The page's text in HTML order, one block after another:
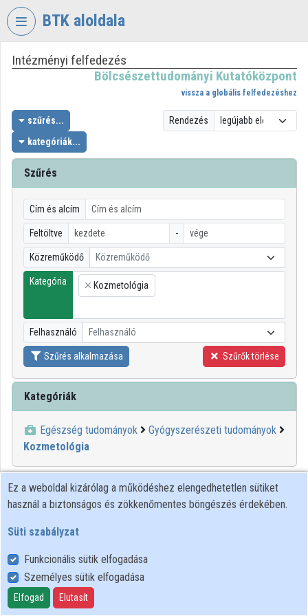
Fejléc kihagyása
BTK aloldala
VIDEOTORIUM
KUTATÓKÖZPONT
Intézményi kezdőlap
Bejelentkezés
Intézményi felfedezés
Kategóriák
Intézményi listák
Intézmények
Közreműködők
Intézményi felfedezés
Bölcsészettudományi Kutatóközpont
vissza a globális felfedezéshez
szűrés...
kategóriák...
Rendezés
Szűrés
Cím és alcím
Feltöltve -
Közreműködő Közreműködő
Kategória
×
Kozmetológia
Felhasználó Felhasználó
Szűrés alkalmazása Szűrők törlése
Kategóriák
Egészség tudományok
Gyógyszerészeti tudományok
Kozmetológia
Felhasználói szabályzat
Adatkezelési tájékoztató
Süti szabályzat
Ez a weboldal kizárólag a működéshez elengedhetetlen sütiket
használ a biztonságos és zökkenőmentes böngészés érdekében.
Süti szabályzat
Funkcionális sütik elfogadása
Személyes sütik elfogadása
Elfogad Elutasít